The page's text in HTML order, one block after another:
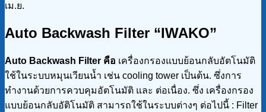
เม.ย.
Auto Backwash Filter “IWAKO”
Auto Backwash Filter คือ เครื่องกรองแบบย้อนกลับอัตโนมัติ
ใช้ในระบบหมุนเวียนน้ำ เช่น cooling tower เป็นต้น. ซึ่งการ
ทำงานด้วยการควบคุมอัตโนมัติ และ ต่อเนื่อง. ซึ่ง เครื่องกรอง
แบบย้อนกลับอัติโนมัติ สามารถใช้ในระบบต่างๆ ต่อไปนี้ : Filter